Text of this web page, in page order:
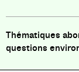
questions